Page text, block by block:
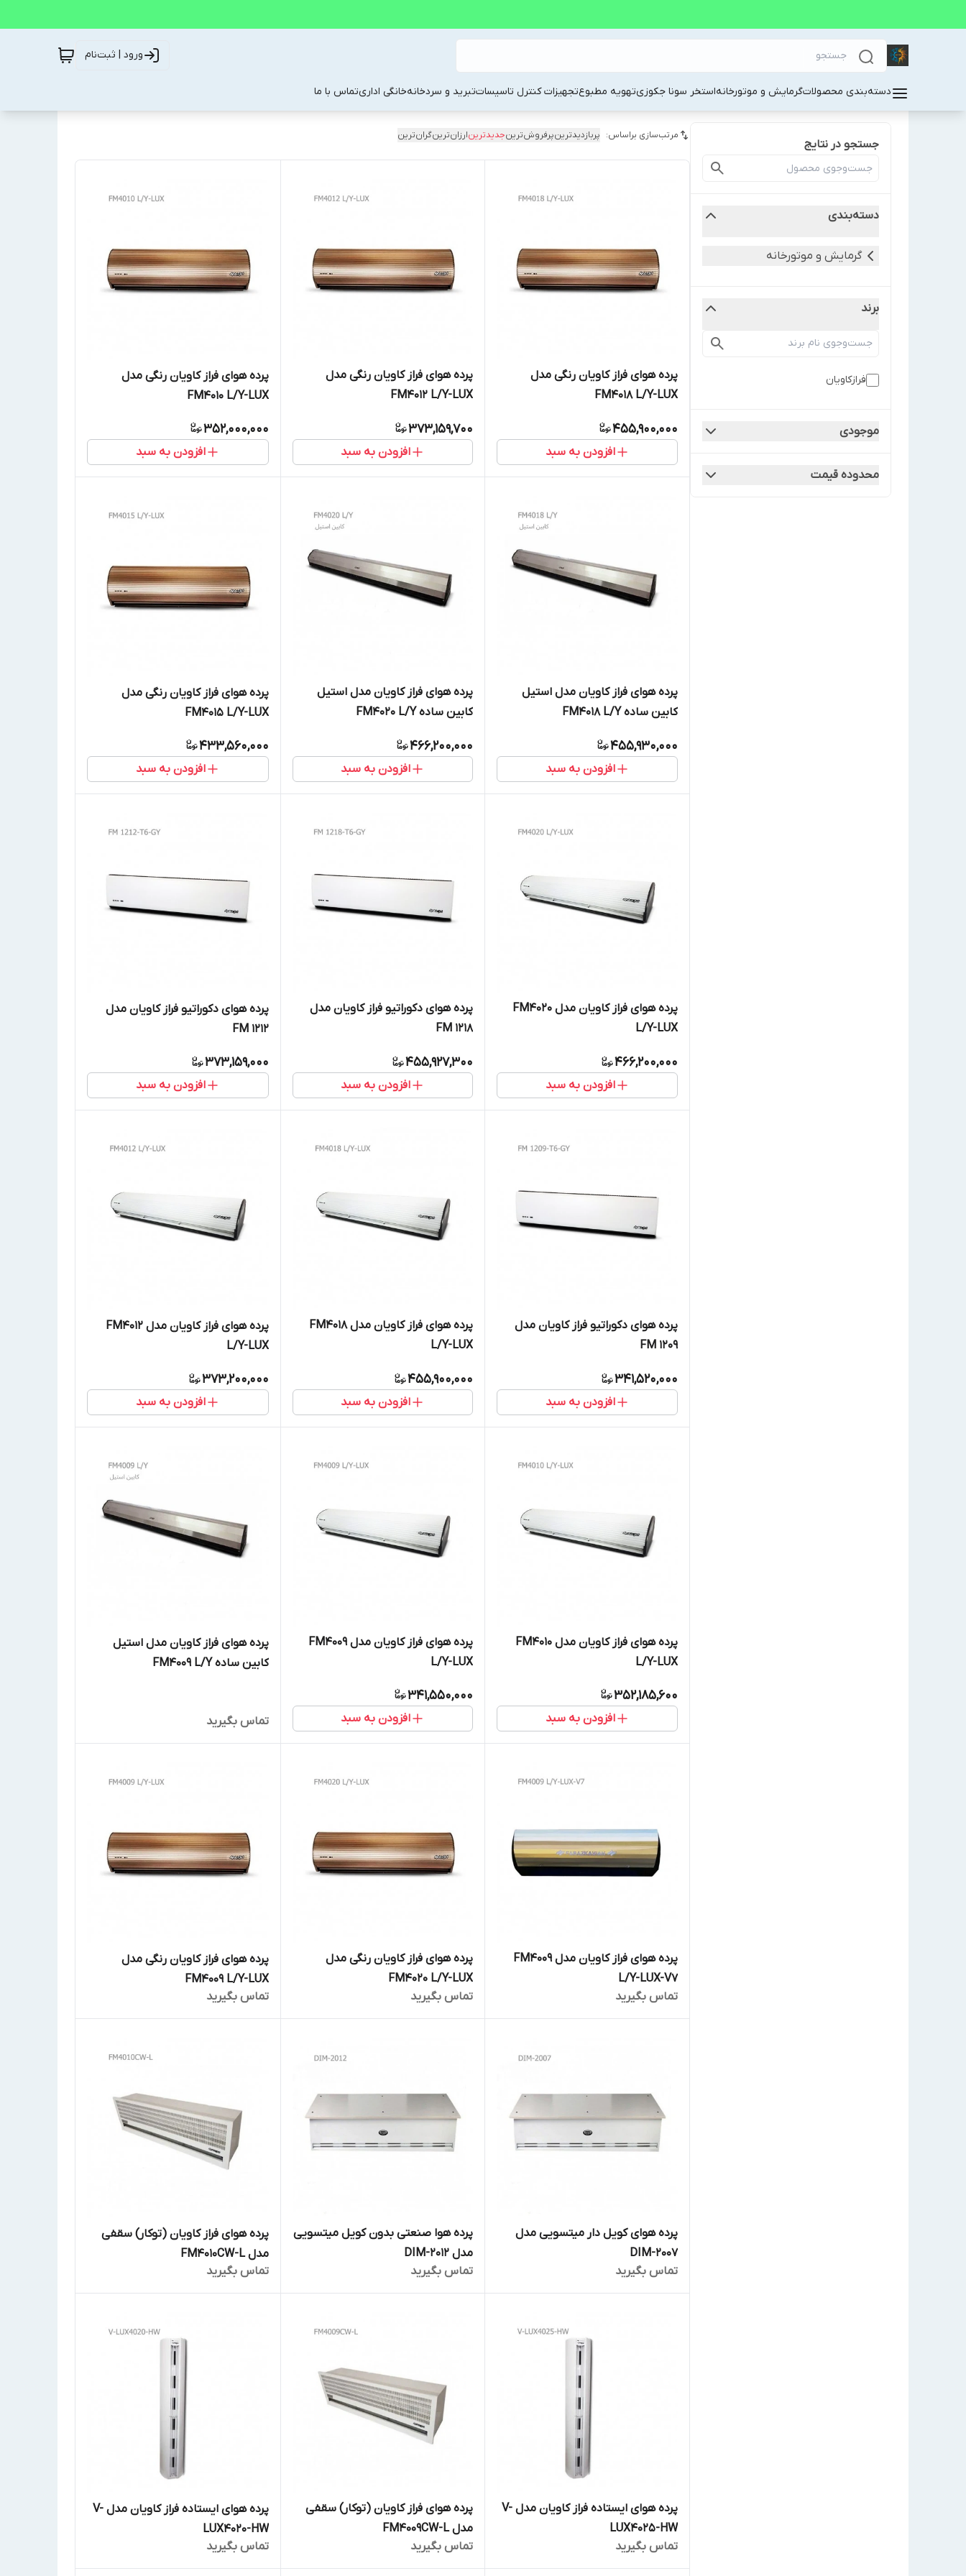
ورود | ثبت‌نام
دسته‌بندی محصولاتگرمایش و موتورخانهاستخر سونا جکوزیتهویه مطبوعتجهیزات کنترل تاسیساتتبرید و سردخانهخانگی اداریتماس با ما
جستجو در نتایج
دسته‌بندی
گرمایش و موتورخانه
برند
فرازکاویان
موجودی
محدوده قیمت
مرتب‌سازی براساس: پربازدیدترینپرفروش‌ترینجدیدترینارزان‌ترینگران‌ترین
پرده هوای فراز کاویان رنگی مدل
FM4018 L/Y-LUX
455,900,000
افزودن به سبد
پرده هوای فراز کاویان رنگی مدل
FM4012 L/Y-LUX
373,159,700
افزودن به سبد
پرده هوای فراز کاویان رنگی مدل
FM4010 L/Y-LUX
352,000,000
افزودن به سبد
پرده هوای فراز کاویان مدل استیل
کابین ساده FM4018 L/Y
455,930,000
افزودن به سبد
پرده هوای فراز کاویان مدل استیل
کابین ساده FM4020 L/Y
466,200,000
افزودن به سبد
پرده هوای فراز کاویان رنگی مدل
FM4015 L/Y-LUX
433,560,000
افزودن به سبد
پرده هوای فراز کاویان مدل FM4020
L/Y-LUX
466,200,000
افزودن به سبد
پرده هوای دکوراتیو فراز کاویان مدل
FM 1218
455,927,300
افزودن به سبد
پرده هوای دکوراتیو فراز کاویان مدل
FM 1212
373,159,000
افزودن به سبد
پرده هوای دکوراتیو فراز کاویان مدل
FM 1209
341,520,000
افزودن به سبد
پرده هوای فراز کاویان مدل FM4018
L/Y-LUX
455,900,000
افزودن به سبد
پرده هوای فراز کاویان مدل FM4012
L/Y-LUX
373,200,000
افزودن به سبد
پرده هوای فراز کاویان مدل FM4010
L/Y-LUX
352,185,600
افزودن به سبد
پرده هوای فراز کاویان مدل FM4009
L/Y-LUX
341,550,000
افزودن به سبد
پرده هوای فراز کاویان مدل استیل
کابین ساده FM4009 L/Y
تماس بگیرید
پرده هوای فراز کاویان مدل FM4009
L/Y-LUX-V7
تماس بگیرید
پرده هوای فراز کاویان رنگی مدل
FM4020 L/Y-LUX
تماس بگیرید
پرده هوای فراز کاویان رنگی مدل
FM4009 L/Y-LUX
تماس بگیرید
پرده هوای کویل دار میتسویی مدل
DIM-2007
تماس بگیرید
پرده هوا صنعتی بدون کویل میتسویی
مدل DIM-2012
تماس بگیرید
پرده هوای فراز کاویان (توکار) سقفی
مدل FM4010CW-L
تماس بگیرید
پرده هوای ایستاده فراز کاویان مدل V-
LUX4025-HW
تماس بگیرید
پرده هوای فراز کاویان (توکار) سقفی
مدل FM4009CW-L
تماس بگیرید
پرده هوای ایستاده فراز کاویان مدل V-
LUX4020-HW
تماس بگیرید